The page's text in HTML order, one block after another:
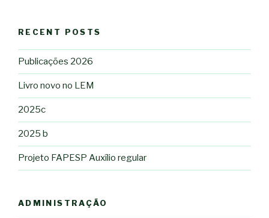
RECENT POSTS
Publicações 2026
Livro novo no LEM
2025c
2025 b
Projeto FAPESP Auxílio regular
ADMINISTRAÇÃO